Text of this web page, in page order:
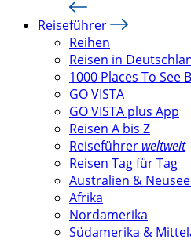
Reiseführer
Reihen
Reisen in
1000 Places To See
GO VISTA
GO VISTA plus App
Reisen A bis Z
Reiseführer weltweit
Reisen Tag für Tag
Australien &
Afrika
Nordamerika
Südamerika &